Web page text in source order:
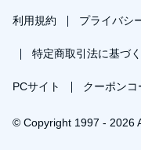
利用規約 プライバシ
特定商取引法に基づ
PCサイト クーポンコ
© Copyright 1997 - 2026